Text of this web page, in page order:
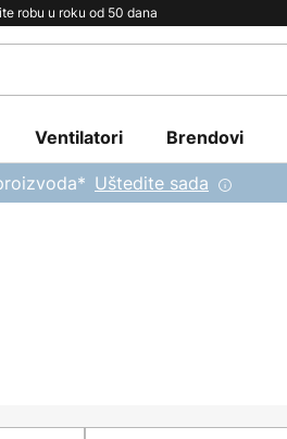
robu u roku od 50 dana
Ventilatori Brendovi
Uštedite sada